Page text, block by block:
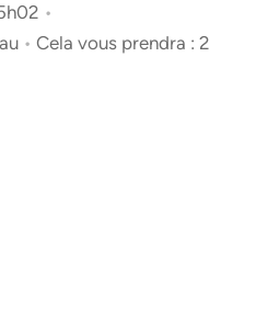
•
• Cela vous prendra : 2